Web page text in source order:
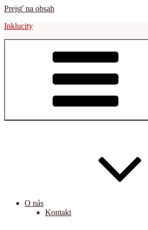
Prejsť na obsah
Inklucity
O nás
Kontakt